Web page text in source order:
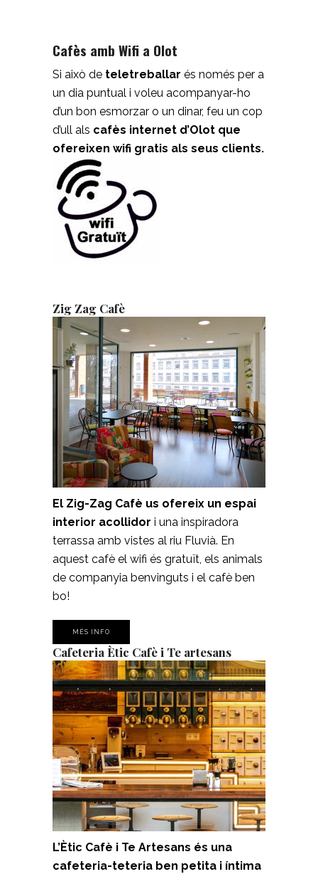
Cafès amb Wifi a Olot
Si això de teletreballar és només per a
un dia puntual i voleu acompanyar-ho
d’un bon esmorzar o un dinar, feu un cop
d’ull als cafès internet d’Olot que
ofereixen wifi gratis als seus clients.
Zig Zag Cafè
El Zig-Zag Cafè us ofereix un espai
interior acollidor i una inspiradora
terrassa amb vistes al riu Fluvià. En
aquest cafè el wifi és gratuït, els animals
de companyia benvinguts i el cafè ben
bo!
MÉS INFO
Cafeteria Ètic Cafè i Te artesans
L’Ètic Cafè i Te Artesans és una
cafeteria-teteria ben petita i íntima